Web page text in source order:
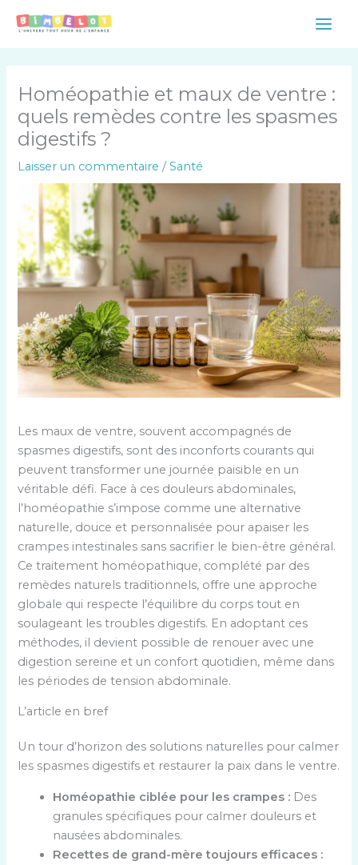
Main
Homéopathie et maux de ventre :
quels remèdes contre les spasmes
digestifs ?
Laisser un commentaire /Santé
Les maux de ventre, souvent accompagnés de
spasmes digestifs, sont des inconforts courants qui
peuvent transformer une journée paisible en un
véritable défi. Face à ces douleurs abdominales,
l’homéopathie s’impose comme une alternative
naturelle, douce et personnalisée pour apaiser les
crampes intestinales sans sacrifier le bien-être général.
Ce traitement homéopathique, complété par des
remèdes naturels traditionnels, offre une approche
globale qui respecte l’équilibre du corps tout en
soulageant les troubles digestifs. En adoptant ces
méthodes, il devient possible de renouer avec une
digestion sereine et un confort quotidien, même dans
les périodes de tension abdominale.
L’article en bref
Un tour d’horizon des solutions naturelles pour calmer
les spasmes digestifs et restaurer la paix dans le ventre.
Homéopathie ciblée pour les crampes : Des
granules spécifiques pour calmer douleurs et
nausées abdominales.
Recettes de grand-mère toujours efficaces :